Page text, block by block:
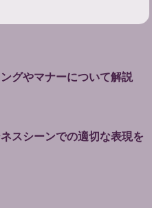
グやマナーについて解説
スシーンでの適切な表現を